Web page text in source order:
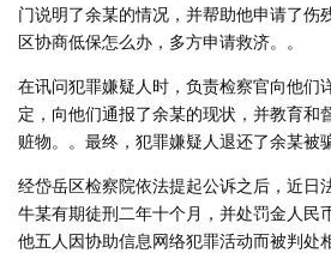
门说明了余某的情况，并帮助他申请了伤
区协商低保怎么办，多方申请救济。。
在讯问犯罪嫌疑人时，负责检察官向他们
定，向他们通报了余某的现状，并教育和
赃物。。最终，犯罪嫌疑人退还了余某被
经岱岳区检察院依法提起公诉之后，近日
牛某有期徒刑二年十个月，并处罚金人民
他五人因协助信息网络犯罪活动而被判处